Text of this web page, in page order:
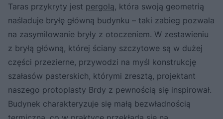
Taras przykryty jest pergolą, która swoją geometrią
naśladuje bryłę główną budynku – taki zabieg pozwala
na zasymilowanie bryły z otoczeniem. W zestawieniu
z bryłą główną, której ściany szczytowe są w dużej
części przezierne, przywodzi na myśl konstrukcję
szałasów pasterskich, którymi zresztą, projektant
naszego protoplasty Brdy z pewnością się inspirował.
Budynek charakteryzuje się małą bezwładnością